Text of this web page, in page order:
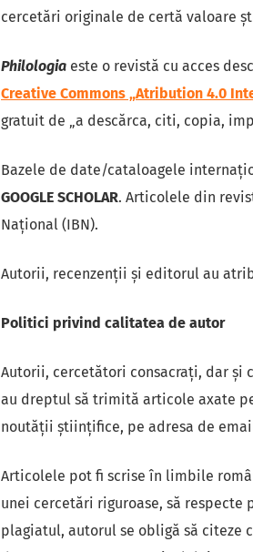
cercetări originale de certă valoare
Philologia este o revistă cu acces
Creative Commons „Atribution 4.0
gratuit de „a descărca, citi, copia,
Bazele de date/cataloagele
GOOGLE SCHOLAR. Articolele din
Național (IBN).
Autorii, recenzenții și editorul au
Politici privind calitatea de autor
Autorii, cercetători consacrați, dar
au dreptul să trimită articole axate
noutăţii ştiinţifice, pe adresa de
Articolele pot fi scrise în limbile
unei cercetări riguroase, să
plagiatul, autorul se obligă să citeze